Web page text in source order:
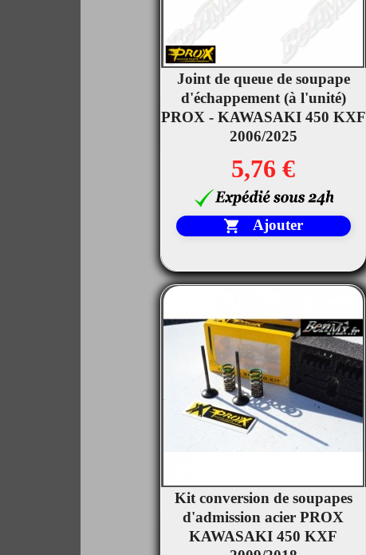
Joint de queue de soupape
d'échappement (à l'unité)
PROX - KAWASAKI 450 KXF
2006/2025
5,76 €
 Ajouter
Aperçu rapide
Kit conversion de soupapes
d'admission acier PROX
KAWASAKI 450 KXF
Aperçu rapide